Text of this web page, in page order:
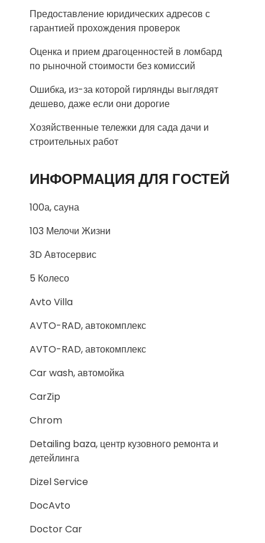
Предоставление юридических адресов с
гарантией прохождения проверок
Оценка и прием драгоценностей в ломбард
по рыночной стоимости без комиссий
Ошибка, из-за которой гирлянды выглядят
дешево, даже если они дорогие
Хозяйственные тележки для сада дачи и
строительных работ
ИНФОРМАЦИЯ ДЛЯ ГОСТЕЙ
100а, сауна
103 Мелочи Жизни
3D Автосервис
5 Колесо
Avto Villa
AVTO-RAD, автокомплекс
AVTO-RAD, автокомплекс
Car wash, автомойка
CarZip
Chrom
Detailing baza, центр кузовного ремонта и
детейлинга
Dizel Service
DocAvto
Doctor Car